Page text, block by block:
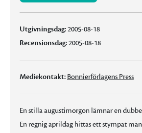
Utgivningsdag:2005-08-18
Recensionsdag:2005-08-18
Mediekontakt: Bonnierförlagens Press
En stilla augustimorgon lämnar en
En regnig aprildag hittas ett stympat